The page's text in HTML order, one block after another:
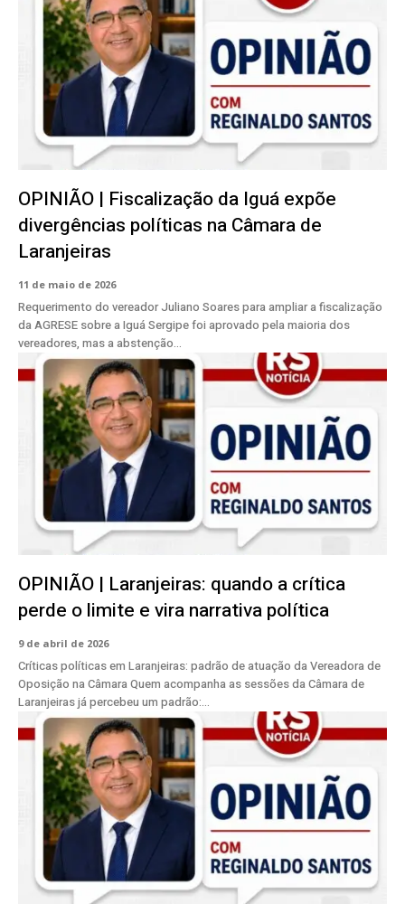
OPINIÃO | Fiscalização da Iguá expõe
divergências políticas na Câmara de
Laranjeiras
11 de maio de 2026
Requerimento do vereador Juliano Soares para ampliar a fiscalização
da AGRESE sobre a Iguá Sergipe foi aprovado pela maioria dos
vereadores, mas a abstenção...
OPINIÃO | Laranjeiras: quando a crítica
perde o limite e vira narrativa política
9 de abril de 2026
Críticas políticas em Laranjeiras: padrão de atuação da Vereadora de
Oposição na Câmara Quem acompanha as sessões da Câmara de
Laranjeiras já percebeu um padrão:...